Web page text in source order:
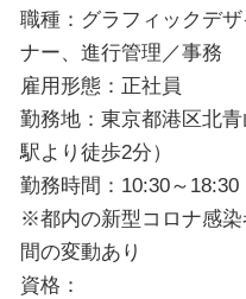
職種：グラフィックデ
ナー、進行管理／事務
雇用形態：正社員
勤務地：東京都港区北
駅より徒歩2分）
勤務時間：10:30～18:30
※都内の新型コロナ感
間の変動あり
資格：